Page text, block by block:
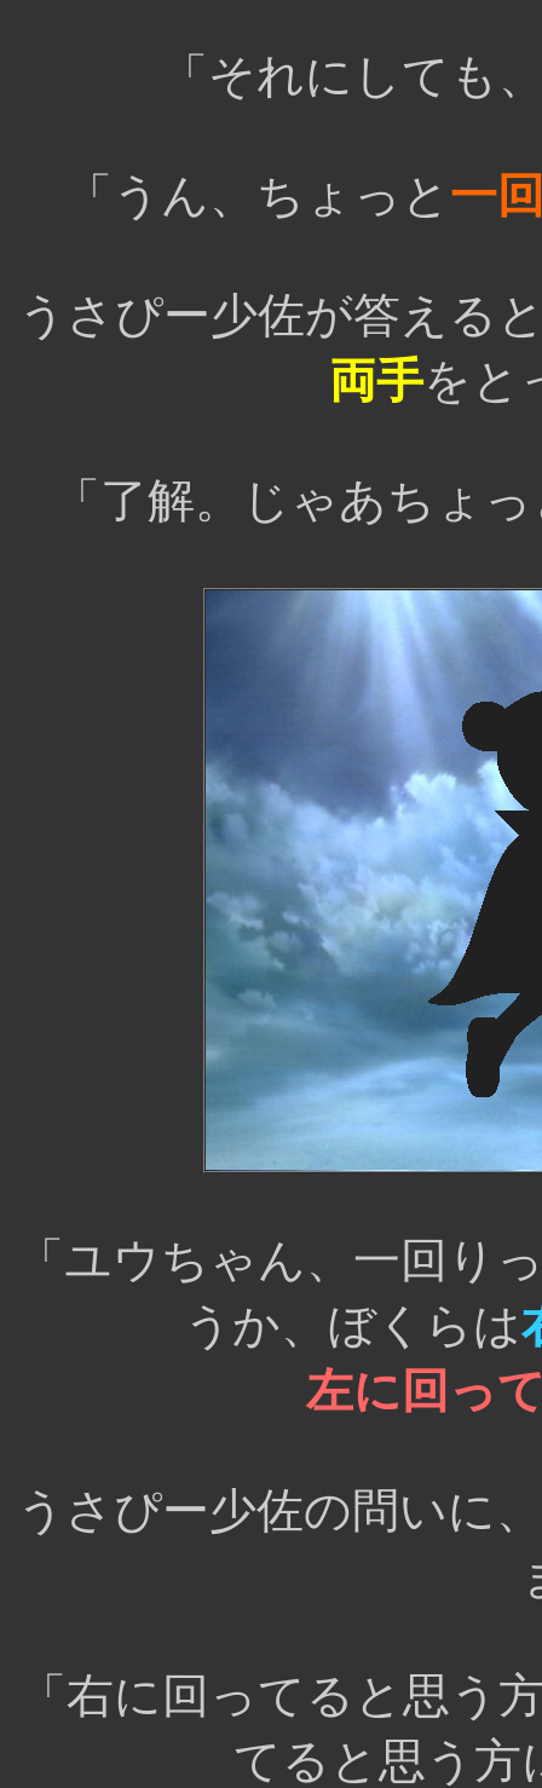
「それにしても
「うん、ちょっと 一
うさぴー少佐が答える
両手をと
「了解。じゃあちょ
「ユウちゃん、一回り
うか、ぼくらは
左に回っ
うさぴー少佐の問いに
「右に回ってると思う
てると思う方